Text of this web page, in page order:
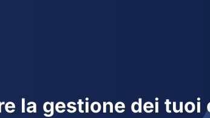
la gestione dei tuoi